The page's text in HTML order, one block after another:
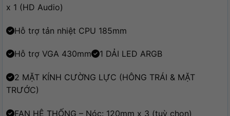
x 1 (HD Audio)
Hỗ trợ tản nhiệt CPU 185mm
Hỗ trợ VGA 430mm 1 DẢI LED ARGB
2 MẶT KÍNH CƯỜNG LỰC (HÔNG TRÁI & MẶT
TRƯỚC)
FAN HỆ THỐNG – Nóc: 120mm x 3 (tuỳ chọn)